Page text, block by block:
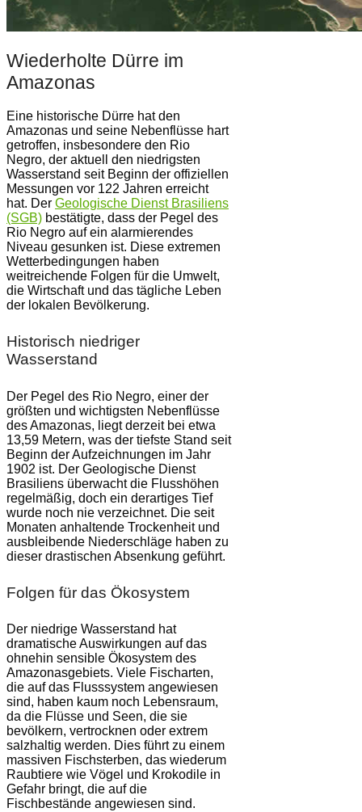
Wiederholte Dürre im
Amazonas
Eine historische Dürre hat den
Amazonas und seine Nebenflüsse hart
getroffen, insbesondere den Rio
Negro, der aktuell den niedrigsten
Wasserstand seit Beginn der offiziellen
Messungen vor 122 Jahren erreicht
hat. Der Geologische Dienst Brasiliens
(SGB) bestätigte, dass der Pegel des
Rio Negro auf ein alarmierendes
Niveau gesunken ist. Diese extremen
Wetterbedingungen haben
weitreichende Folgen für die Umwelt,
die Wirtschaft und das tägliche Leben
der lokalen Bevölkerung.
Historisch niedriger
Wasserstand
Der Pegel des Rio Negro, einer der
größten und wichtigsten Nebenflüsse
des Amazonas, liegt derzeit bei etwa
13,59 Metern, was der tiefste Stand seit
Beginn der Aufzeichnungen im Jahr
1902 ist. Der Geologische Dienst
Brasiliens überwacht die Flusshöhen
regelmäßig, doch ein derartiges Tief
wurde noch nie verzeichnet. Die seit
Monaten anhaltende Trockenheit und
ausbleibende Niederschläge haben zu
dieser drastischen Absenkung geführt.
Folgen für das Ökosystem
Der niedrige Wasserstand hat
dramatische Auswirkungen auf das
ohnehin sensible Ökosystem des
Amazonasgebiets. Viele Fischarten,
die auf das Flusssystem angewiesen
sind, haben kaum noch Lebensraum,
da die Flüsse und Seen, die sie
bevölkern, vertrocknen oder extrem
salzhaltig werden. Dies führt zu einem
massiven Fischsterben, das wiederum
Raubtiere wie Vögel und Krokodile in
Gefahr bringt, die auf die
Fischbestände angewiesen sind.